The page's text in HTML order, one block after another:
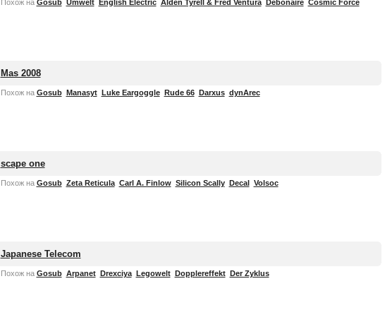
Похож на Gosub Umwelt English Electric Alden Tyrell & Fred Ventura Debonaire Cosmic Force
Mas 2008
Похож на Gosub Manasyt Luke Eargoggle Rude 66 Darxus dynArec
scape one
Похож на Gosub Zeta Reticula Carl A. Finlow Silicon Scally Decal Volsoc
Japanese Telecom
Похож на Gosub Arpanet Drexciya Legowelt Dopplereffekt Der Zyklus